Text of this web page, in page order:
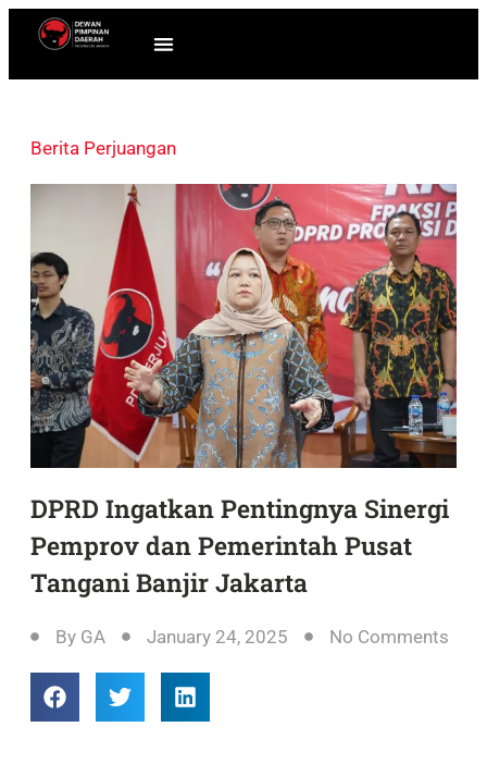
Berita Perjuangan
DPRD Ingatkan Pentingnya Sinergi
Pemprov dan Pemerintah Pusat
Tangani Banjir Jakarta
By GA January 24, 2025 No Comments